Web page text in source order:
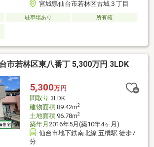
宮城県仙台市若林区古城３丁目
駐車場あり
所有権
市若林区東八番丁 5,300万円 3LDK
5,300万円
間取り 3LDK
建物面積89.42m2
土地面積96.78m2
築年月 2016年5月(築10年4ヶ月)
仙台市地下鉄南北線 五橋駅 徒歩7
分